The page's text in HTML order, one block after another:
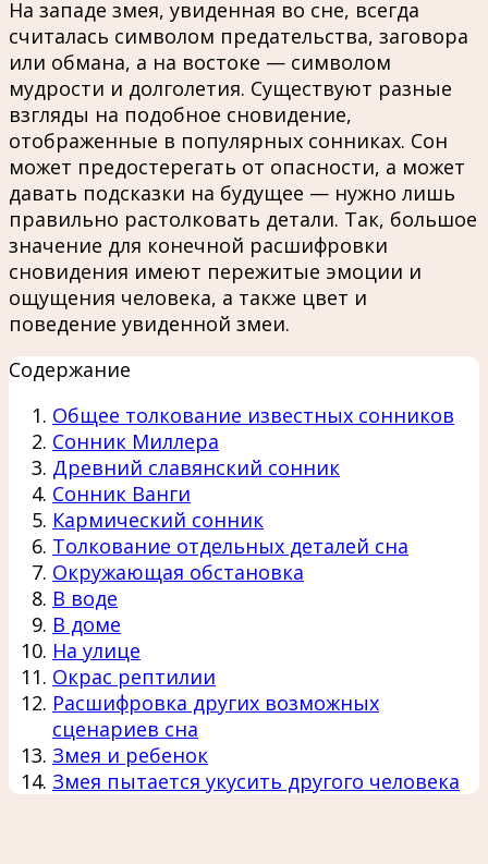
На западе змея, увиденная во сне, всегда
считалась символом предательства, заговора
или обмана, а на востоке — символом
мудрости и долголетия. Существуют разные
взгляды на подобное сновидение,
отображенные в популярных сонниках. Сон
может предостерегать от опасности, а может
давать подсказки на будущее — нужно лишь
правильно растолковать детали. Так, большое
значение для конечной расшифровки
сновидения имеют пережитые эмоции и
ощущения человека, а также цвет и
поведение увиденной змеи.
Содержание
Общее толкование известных сонников
Сонник Миллера
Древний славянский сонник
Сонник Ванги
Кармический сонник
Толкование отдельных деталей сна
Окружающая обстановка
В воде
В доме
На улице
Окрас рептилии
Расшифровка других возможных
сценариев сна
Змея и ребенок
Змея пытается укусить другого человека